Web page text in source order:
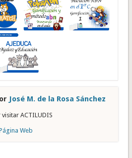
José M. de la Rosa Sánchez
ACTILUDIS
Web